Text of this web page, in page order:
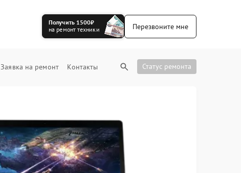
Получить 1500₽
на ремонт техники
Перезвоните мне
Заявка на ремонт Контакты Статус ремонта